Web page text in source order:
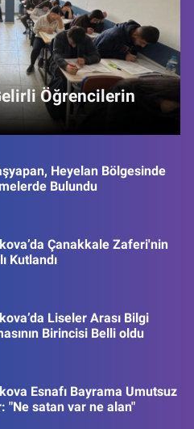
Öğrencilerin
Heyelan Bölgesinde
Bulundu
Çanakkale Zaferi'nin
Kutlandı
Liseler Arası Bilgi
Birincisi Belli oldu
Esnafı Bayrama Umutsuz
"Ne satan var ne alan"